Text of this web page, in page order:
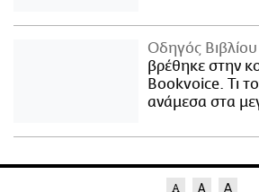
Οδηγός Βιβλίου
βρέθηκε στην
Bookvoice. Τι
ανάμεσα στα